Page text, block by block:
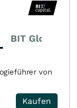
BIT Global
von
Kaufen